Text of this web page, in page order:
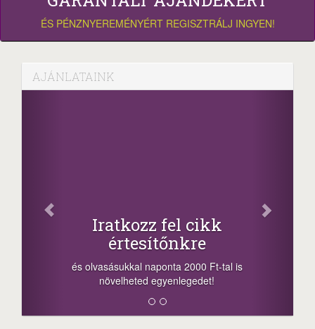
ÉS PÉNZNYEREMÉNYÉRT REGISZTRÁLJ INGYEN!
AJÁNLATAINK
+1.000.000 Ft...
-nyeremény növelés jár a szerencsésnek
megosztási lehetőséget. Lájkolj is minket!